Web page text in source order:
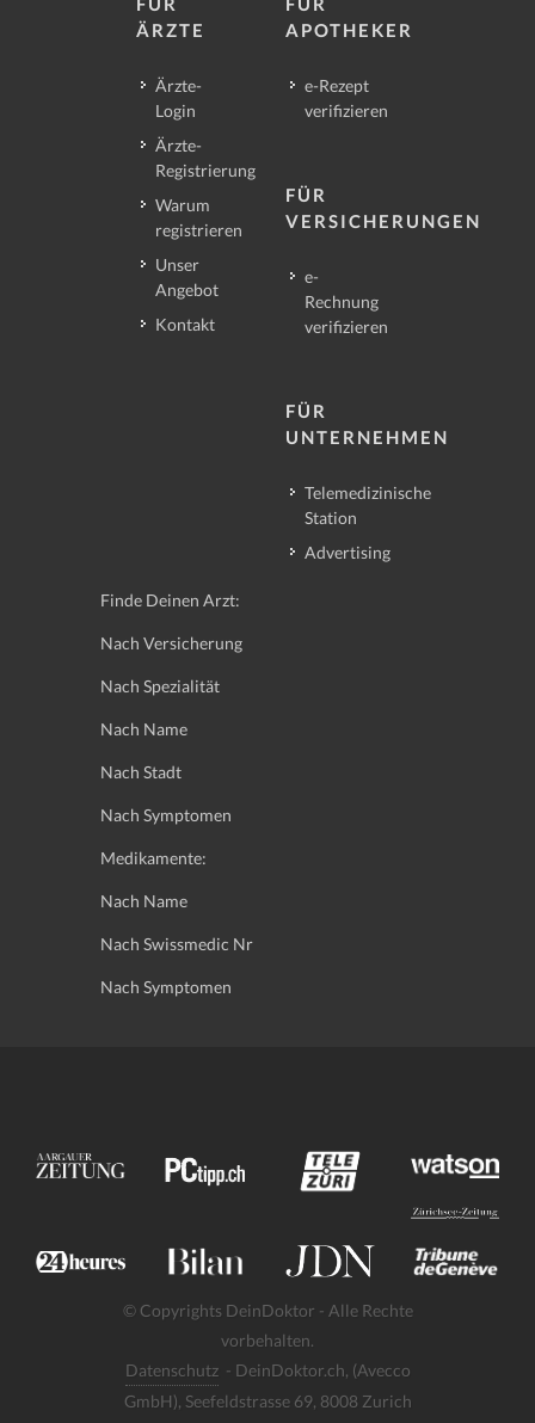
ÄRZTE
Ärzte-
Login
Ärzte-
Registrierung
Warum
registrieren
Unser
Angebot
Kontakt
APOTHEKER
e-Rezept
verifizieren
FÜR
VERSICHERUNGEN
e-
Rechnung
verifizieren
FÜR
UNTERNEHMEN
Telemedizinische
Station
Advertising
Finde Deinen Arzt:
Nach Versicherung
Nach Spezialität
Nach Name
Nach Stadt
Nach Symptomen
Medikamente:
Nach Name
Nach Swissmedic Nr
Nach Symptomen
© Copyrights DeinDoktor - Alle Rechte
vorbehalten.
Datenschutz - DeinDoktor.ch, (Avecco
GmbH), Seefeldstrasse 69, 8008 Zurich